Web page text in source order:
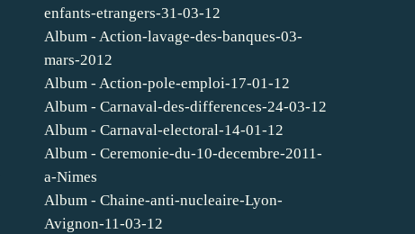
enfants-etrangers-31-03-12
Album - Action-lavage-des-banques-03-
mars-2012
Album - Action-pole-emploi-17-01-12
Album - Carnaval-des-differences-24-03-12
Album - Carnaval-electoral-14-01-12
Album - Ceremonie-du-10-decembre-2011-
a-Nimes
Album - Chaine-anti-nucleaire-Lyon-
Avignon-11-03-12